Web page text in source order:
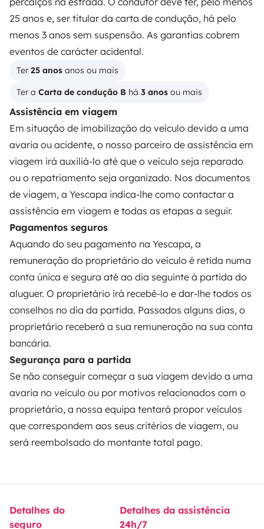
25 anos e, ser titular da carta de condução, há pelo
menos 3 anos sem suspensão. As garantias cobrem
eventos de carácter acidental.
Ter 25 anos anos ou mais
Ter a Carta de condução B há 3 anos ou mais
Assistência em viagem
Em situação de imobilização do veículo devido a uma
avaria ou acidente, o nosso parceiro de assistência em
viagem irá auxiliá-lo até que o veículo seja reparado
ou o repatriamento seja organizado. Nos documentos
de viagem, a Yescapa indica-lhe como contactar a
assistência em viagem e todas as etapas a seguir.
Pagamentos seguros
Aquando do seu pagamento na Yescapa, a
remuneração do proprietário do veículo é retida numa
conta única e segura até ao dia seguinte à partida do
aluguer. O proprietário irá recebê-lo e dar-lhe todos os
conselhos no dia da partida. Passados alguns dias, o
proprietário receberá a sua remuneração na sua conta
bancária.
Segurança para a partida
Se não conseguir começar a sua viagem devido a uma
avaria no veículo ou por motivos relacionados com o
proprietário, a nossa equipa tentará propor veículos
que correspondem aos seus critérios de viagem, ou
será reembolsado do montante total pago.
Detalhes do
seguro
Detalhes da assistência
24h/7
Alugar uma autocaravana
Primeiros passos de autocaravana
Os comentários dos nossos utilizadores
Ajuda locatário
PROPRIETÁRIOS
Criar um anúncio
Contrato de aluguer
Seguro de aluguer
Assistências de aluguer
Ajuda proprietário
Modos de pagamento seguros
Pagamento em prestações
Descarregar na
Apple Store
Disponível na
Google Play